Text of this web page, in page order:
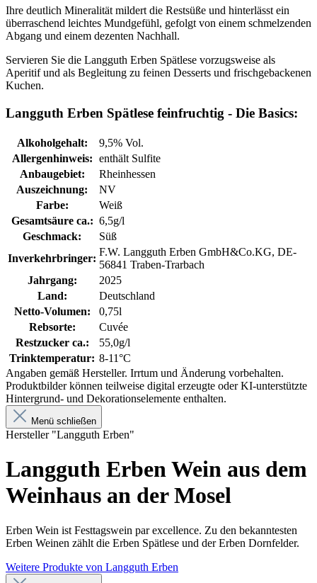
Ihre deutlich Mineralität mildert die Restsüße und hinterlässt ein
überraschend leichtes Mundgefühl, gefolgt von einem schmelzenden
Abgang und einem dezenten Nachhall.
Servieren Sie die Langguth Erben Spätlese vorzugsweise als
Aperitif und als Begleitung zu feinen Desserts und frischgebackenen
Kuchen.
Langguth Erben Spätlese feinfruchtig - Die Basics:
Alkoholgehalt:
9,5% Vol.
Allergenhinweis: enthält Sulfite
Anbaugebiet:
Rheinhessen
Auszeichnung:
NV
Farbe:
Weiß
Gesamtsäure ca.: 6,5g/l
Geschmack:
Süß
Inverkehrbringer:
F.W. Langguth Erben GmbH&Co.KG, DE-
56841 Traben-Trarbach
Jahrgang:
2025
Land:
Deutschland
Netto-Volumen:
0,75l
Rebsorte:
Cuvée
Restzucker ca.:
55,0g/l
Trinktemperatur: 8-11°C
Angaben gemäß Hersteller. Irrtum und Änderung vorbehalten.
Produktbilder können teilweise digital erzeugte oder KI-unterstützte
Hintergrund- und Dekorationselemente enthalten.
Menü schließen
Hersteller "Langguth Erben"
Langguth Erben Wein aus dem
Weinhaus an der Mosel
Erben Wein ist Festtagswein par excellence. Zu den bekanntesten
Erben Weinen zählt die Erben Spätlese und der Erben Dornfelder.
Weitere Produkte von Langguth Erben